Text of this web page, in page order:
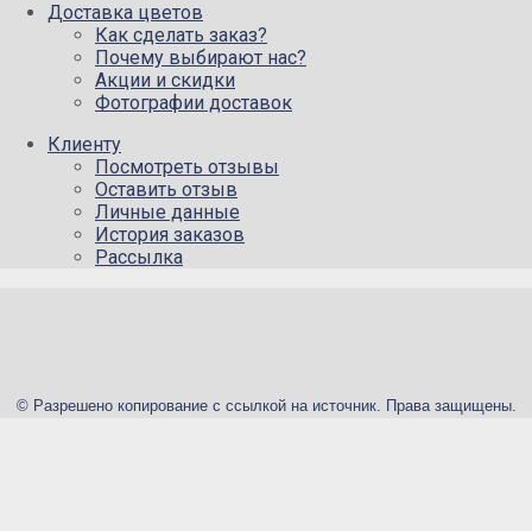
Доставка цветов
Как сделать заказ?
Почему выбирают нас?
Акции и скидки
Фотографии доставок
Клиенту
Посмотреть отзывы
Оставить отзыв
Личные данные
История заказов
Рассылка
© Разрешено копирование с ссылкой на источник. Права защищены.